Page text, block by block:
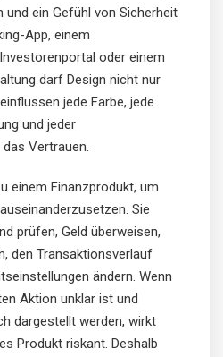
und ein Gefühl von Sicherheit
App, einem
oder einem
darf Design nicht nur
jede Farbe, jede
und jeder
Vertrauen.
einem Finanzprodukt, um
Sie
prüfen, Geld überweisen,
den Transaktionsverlauf
ändern. Wenn
Aktion unklar ist und
dargestellt werden, wirkt
Produkt riskant. Deshalb